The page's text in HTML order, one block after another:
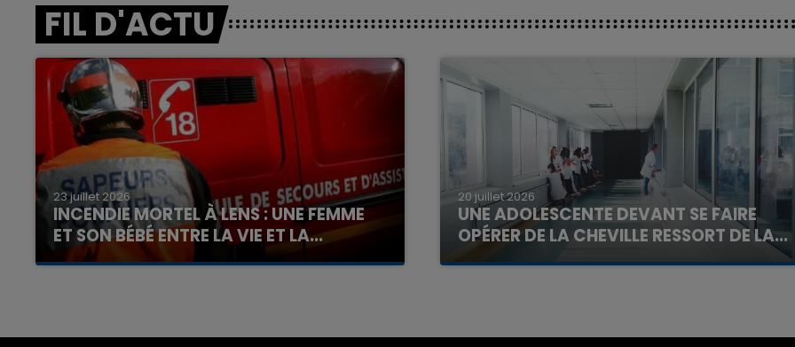
FIL D'ACTU
23 juillet 2026
INCENDIE MORTEL À LENS : UNE FEMME
ET SON BÉBÉ ENTRE LA VIE ET LA...
Un homme s'est immolé par le feu après avoir
20 juillet 2026
UNE ADOLESCENTE DEVANT SE FAIRE
OPÉRER DE LA CHEVILLE RESSORT DE LA...
La famille a porté plainte contre la clinique qui a